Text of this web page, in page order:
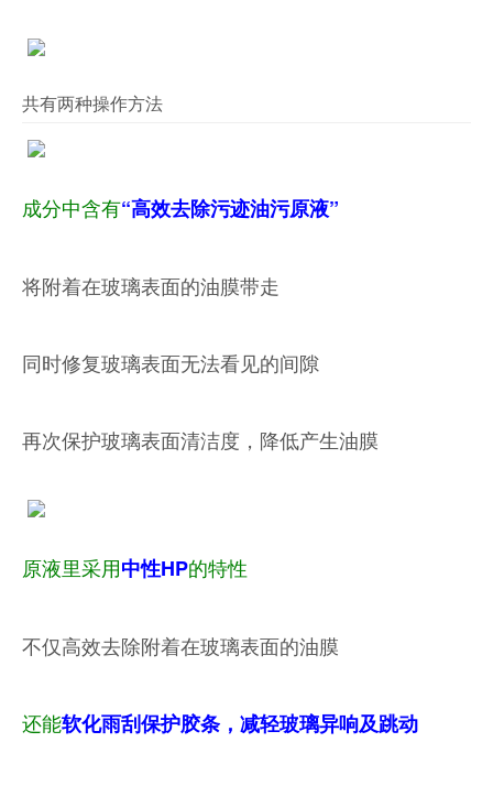
共有两种操作方法
成分中含有“高效去除污迹油污原液”
将附着在玻璃表面的油膜带走
同时修复玻璃表面无法看见的间隙
再次保护玻璃表面清洁度，降低产生油膜
原液里采用中性HP的特性
不仅高效去除附着在玻璃表面的油膜
还能软化雨刮保护胶条，减轻玻璃异响及跳动